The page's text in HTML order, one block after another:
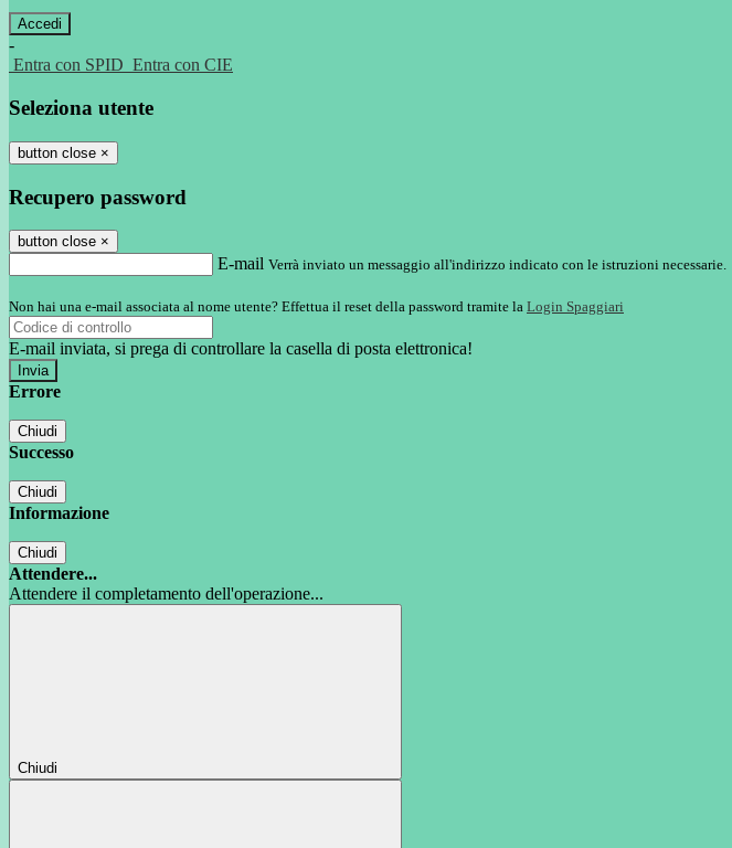
-
Entra con SPID Entra con CIE
Seleziona utente
button close ×
Recupero password
button close ×
E-mail Verrà inviato un messaggio all'indirizzo indicato con le istruzioni necessarie.
Non hai una e-mail associata al nome utente? Effettua il reset della password tramite la Login Spaggiari
E-mail inviata, si prega di controllare la casella di posta elettronica!
Errore
Chiudi
Successo
Chiudi
Informazione
Chiudi
Attendere...
Attendere il completamento dell'operazione...
Chiudi